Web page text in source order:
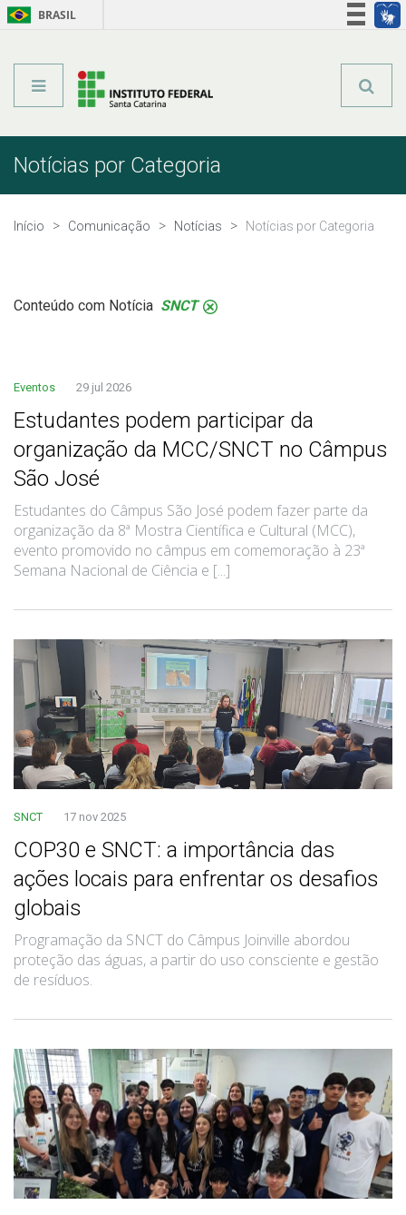
BRASIL
Notícias por Categoria
Início Comunicação Notícias Notícias por Categoria
Conteúdo com Notícia SNCT .
Eventos 29 jul 2026
Estudantes podem participar da
organização da MCC/SNCT no Câmpus
São José
Estudantes do Câmpus São José podem fazer parte da
organização da 8ª Mostra Científica e Cultural (MCC),
evento promovido no câmpus em comemoração à 23ª
Semana Nacional de Ciência e [...]
SNCT 17 nov 2025
COP30 e SNCT: a importância das
ações locais para enfrentar os desafios
globais
Programação da SNCT do Câmpus Joinville abordou
proteção das águas, a partir do uso consciente e gestão
de resíduos.